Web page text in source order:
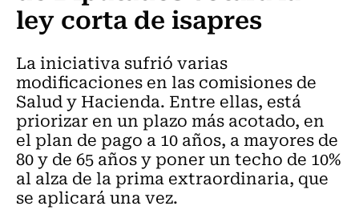
ley corta de isapres
La iniciativa sufrió varias
modificaciones en las comisiones de
Salud y Hacienda. Entre ellas, está
priorizar en un plazo más acotado, en
el plan de pago a 10 años, a mayores de
80 y de 65 años y poner un techo de 10%
al alza de la prima extraordinaria, que
se aplicará una vez.